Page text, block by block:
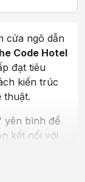
cửa ngõ dẫn
Code Hotel
đạt tiêu
kiến trúc
thuật.
yên bình để
kết nối với
tưởng: